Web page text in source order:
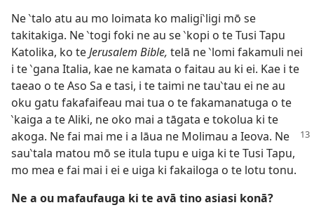
Ne ‵talo atu au mo loimata ko maligi‵ligi mō se
takitakiga. Ne ‵togi foki ne au se ‵kopi o te Tusi Tapu
Katolika, ko teJerusalem Bible, telā ne ‵lomi fakamuli nei
i te ‵gana Italia, kae ne kamata o faitau au ki ei. Kae i te
taeao o te Aso Sa e tasi, i te taimi ne tau‵tau ei ne au
oku gatu fakafaifeau mai tua o te fakamanatuga o te
‵kaiga a te Aliki, ne oko mai a tāgata e tokolua ki te
akoga. Ne fai mai me i a lāua ne Molimau a Ieova. Ne
sau‵tala matou mō se itula tupu e uiga ki te Tusi Tapu,
mo mea e fai mai i ei e uiga ki fakailoga o te lotu tonu.
Ne a ou mafaufauga ki te avā tino asiasi konā?